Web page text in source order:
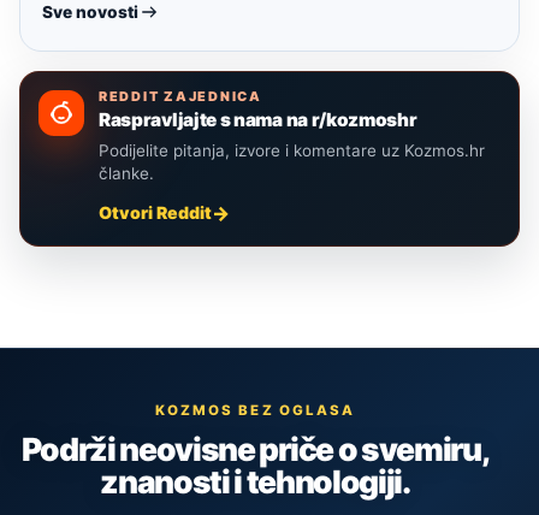
Sve novosti
REDDIT ZAJEDNICA
Raspravljajte s nama na r/kozmoshr
Podijelite pitanja, izvore i komentare uz Kozmos.hr
članke.
Otvori Reddit
KOZMOS BEZ OGLASA
Podrži neovisne priče o svemiru,
znanosti i tehnologiji.